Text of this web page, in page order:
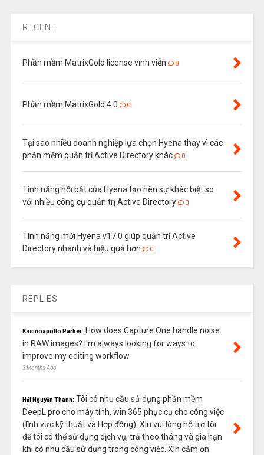
RECENT
Phần mềm MatrixGold license vĩnh viễn 0
Phần mềm MatrixGold 4.0 0
Tại sao nhiều doanh nghiệp lựa chọn Hyena thay vì các
phần mềm quản trị Active Directory khác
0
Tính năng nổi bật của Hyena tạo nên sự khác biệt so
với nhiều công cụ quản trị Active Directory
0
Tính năng mới Hyena v17.0 giúp quản trị Active
Directory nhanh và hiệu quả hơn
0
REPLIES
Kasinoapollo Parker: How does Capture One handle noise
in RAW images? I'm always looking for ways to
improve my editing workflow.
3 Months Ago
Hải Nguyễn Thanh: Tôi có nhu cầu sử dụng phần mềm
DeepL pro cho máy tính, win 365 phục cụ cho công việc
(lĩnh vực kỹ thuật và Hợp đồng). Xin vui lòng hỗ trợ tôi
để tôi có thể sử dụng dịch vụ, trả theo tháng và gia hạn
khi có nhu cầu sử dụng trong công việc. Xin cảm ơn